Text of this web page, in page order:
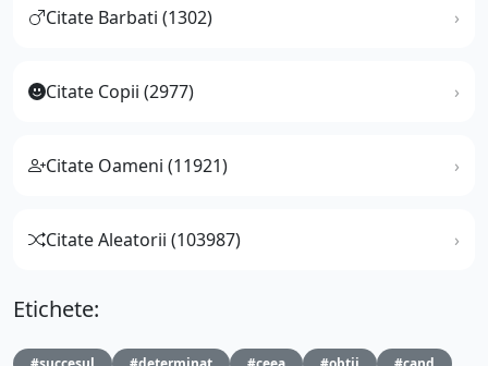
Citate Barbati (1302)
Citate Copii (2977)
Citate Oameni (11921)
Citate Aleatorii (103987)
Etichete: